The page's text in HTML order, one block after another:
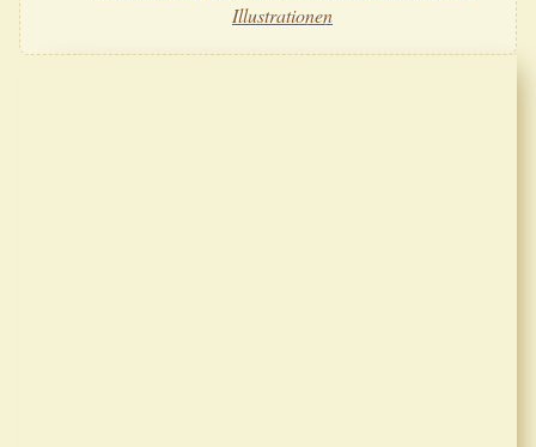
Illustrationen